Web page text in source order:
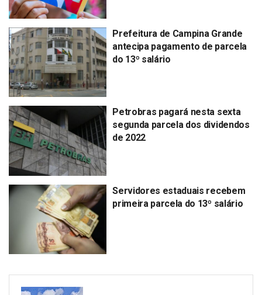
Prefeitura de Campina Grande
antecipa pagamento de parcela
do 13º salário
Petrobras pagará nesta sexta
segunda parcela dos dividendos
de 2022
Servidores estaduais recebem
primeira parcela do 13º salário